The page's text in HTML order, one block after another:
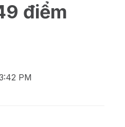
điểm
PM